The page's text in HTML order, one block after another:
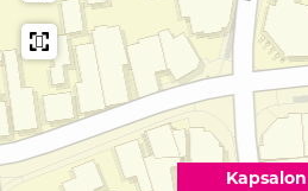
Kapsalon